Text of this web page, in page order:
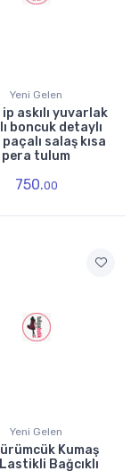
Yeni Gelen
ip askılı yuvarlak
boncuk detaylı
salaş kısa
pera tulum
750.00
Yeni Gelen
Kumaş
Bağcıklı